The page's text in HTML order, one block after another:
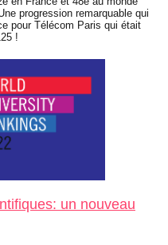
progression remarquable qui
pour Télécom Paris qui était
!
un nouveau